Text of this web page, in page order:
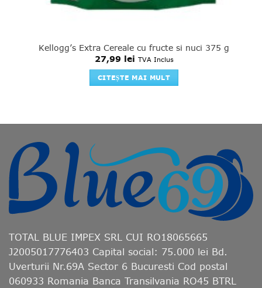
Kellogg’s Extra Cereale cu fructe si nuci 375 g
27,99 lei TVA Inclus
CITEȘTE MAI MULT
TOTAL BLUE IMPEX SRL CUI RO18065665
J2005017776403 Capital social: 75.000 lei Bd.
Uverturii Nr.69A Sector 6 Bucuresti Cod postal
060933 Romania Banca Transilvania RO45 BTRL